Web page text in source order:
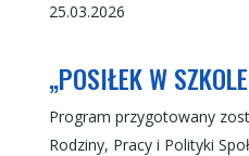
25.03.2026
„POSIŁEK W
Program przygotowany
Rodziny, Pracy i Polityki